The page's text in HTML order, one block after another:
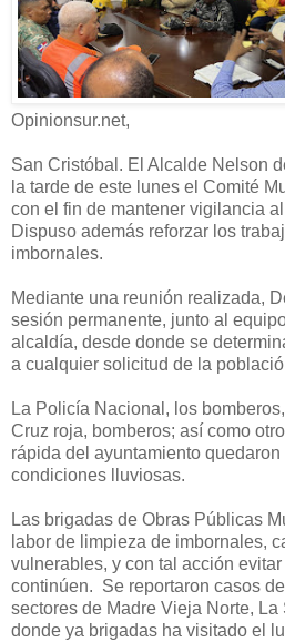
Opinionsur.net,
San Cristóbal. El Alcalde Nelson
la tarde de este lunes el Comité
con el fin de mantener vigilancia
Dispuso además reforzar los
imbornales.
Mediante una reunión realizada,
sesión permanente, junto al
alcaldía, desde donde se
a cualquier solicitud de la
La Policía Nacional, los
Cruz roja, bomberos; así como
rápida del ayuntamiento
condiciones lluviosas.
Las brigadas de Obras Públicas
labor de limpieza de imbornales,
vulnerables, y con tal acción
continúen. Se reportaron casos
sectores de Madre Vieja Norte, La
donde ya brigadas ha visitado el